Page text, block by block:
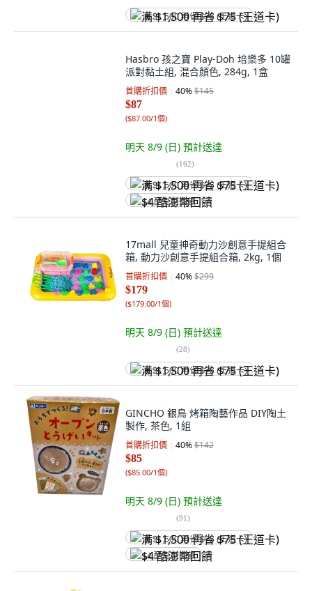
满 $1,500 再省 $75 (王道卡)
Hasbro 孩之寶 Play-Doh 培樂多 10罐
派對黏土組, 混合顏色, 284g, 1盒
首購折扣價 40%$145
$87
($87.00/1個)
明天 8/9 (日) 預計送達
(162)
满 $1,500 再省 $75 (王道卡)
$4 酷澎幣回饋
17mall 兒童神奇動力沙創意手提組合
箱, 動力沙創意手提組合箱, 2kg, 1個
首購折扣價 40%$299
$179
($179.00/1個)
明天 8/9 (日) 預計送達
(28)
满 $1,500 再省 $75 (王道卡)
GINCHO 銀鳥 烤箱陶藝作品 DIY陶土
製作, 茶色, 1組
首購折扣價 40%$142
$85
($85.00/1個)
明天 8/9 (日) 預計送達
(91)
满 $1,500 再省 $75 (王道卡)
$4 酷澎幣回饋